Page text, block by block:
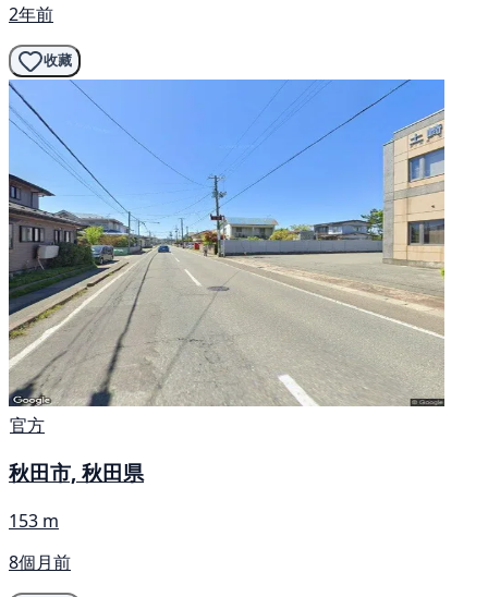
2年前
收藏
官方
秋田市, 秋田県
153 m
8個月前